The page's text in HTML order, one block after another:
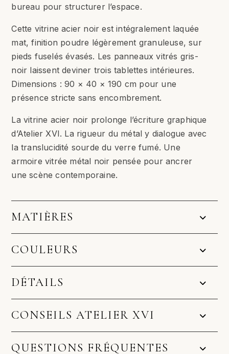
bureau pour structurer l’espace.
Cette vitrine acier noir est intégralement laquée
mat, finition poudre légèrement granuleuse, sur
pieds fuselés évasés. Les panneaux vitrés gris-
noir laissent deviner trois tablettes intérieures.
Dimensions : 90 × 40 × 190 cm pour une
présence stricte sans encombrement.
La vitrine acier noir prolonge l’écriture graphique
d’Atelier XVI. La rigueur du métal y dialogue avec
la translucidité sourde du verre fumé. Une
armoire vitrée métal noir pensée pour ancrer
une scène contemporaine.
MATIÈRES
COULEURS
DÉTAILS
CONSEILS ATELIER XVI
QUESTIONS FRÉQUENTES